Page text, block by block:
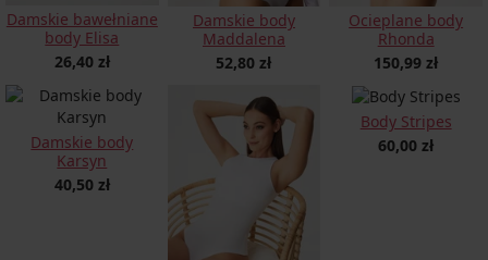
Damskie bawełniane
body Elisa
26,40 zł
Damskie body
Maddalena
52,80 zł
Ocieplane body
Rhonda
150,99 zł
Damskie body
Karsyn
40,50 zł
Body Stripes
60,00 zł